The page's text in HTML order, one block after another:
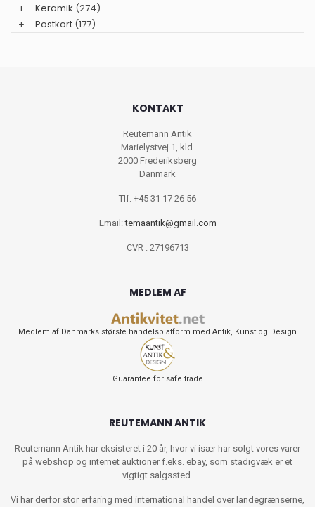
+
Keramik (274)
+
Postkort (177)
KONTAKT
Reutemann Antik
Marielystvej 1, kld.
2000 Frederiksberg
Danmark
Tlf: +45 31 17 26 56
Email:temaantik@gmail.com
CVR : 27196713
MEDLEM AF
Medlem af Danmarks største handelsplatform med Antik, Kunst og Design
Guarantee for safe trade
REUTEMANN ANTIK
Reutemann Antik har eksisteret i 20 år, hvor vi især har solgt vores varer
på webshop og internet auktioner f.eks. ebay, som stadigvæk er et
vigtigt salgssted.
Vi har derfor stor erfaring med international handel over landegrænserne,